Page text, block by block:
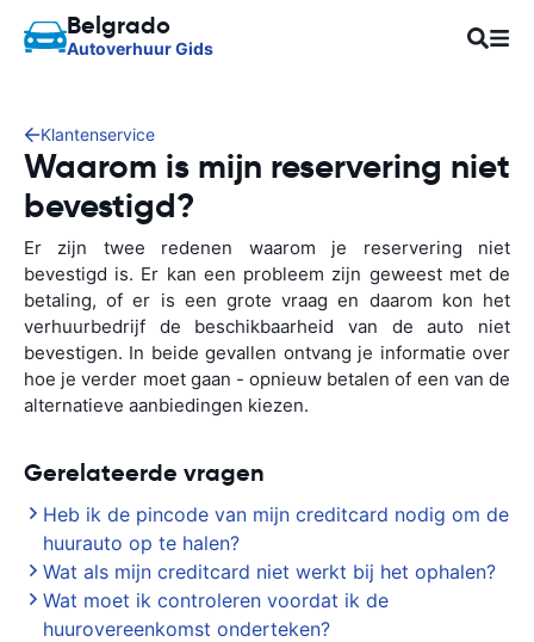
Belgrado
Autoverhuur Gids
Klantenservice
Waarom is mijn reservering niet
bevestigd?
Er zijn twee redenen waarom je reservering niet
bevestigd is. Er kan een probleem zijn geweest met de
betaling, of er is een grote vraag en daarom kon het
verhuurbedrijf de beschikbaarheid van de auto niet
bevestigen. In beide gevallen ontvang je informatie over
hoe je verder moet gaan - opnieuw betalen of een van de
alternatieve aanbiedingen kiezen.
Gerelateerde vragen
Heb ik de pincode van mijn creditcard nodig om de
huurauto op te halen?
Wat als mijn creditcard niet werkt bij het ophalen?
Wat moet ik controleren voordat ik de
huurovereenkomst onderteken?